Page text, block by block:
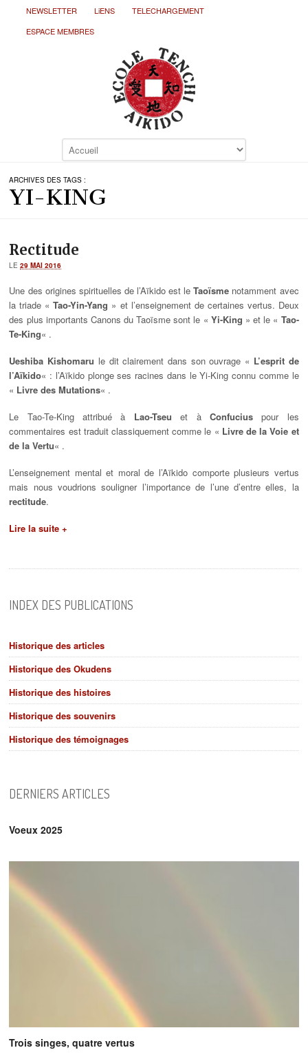
NEWSLETTER LiENS
TELECHARGEMENT
ESPACE MEMBRES
ARCHIVES DES TAGS :
YI-KING
Rectitude
LE29 MAI 2016
Une des origines spirituelles de l’Aïkido est leTaoïsme notamment avec
la triade «Tao-Yin-Yang » et l’enseignement de certaines vertus. Deux
des plus importants Canons du Taoïsme sont le « Yi-King » et le « Tao-
Te-King« .
Ueshiba Kishomaru le dit clairement dans son ouvrage « L’esprit de
l’Aïkido« : l’Aïkido plonge ses racines dans le Yi-King connu comme le
« Livre des Mutations« .
Le Tao-Te-King attribué à Lao-Tseu et à Confuciuspour les
commentaires est traduit classiquement comme le « Livre de la Voie et
de la Vertu« .
L’enseignement mental et moral de l’Aïkido comporte plusieurs vertus
mais nous voudrions souligner l’importance de l’une d’entre elles, la
rectitude.
Lire la suite +
INDEX DES PUBLICATIONS
Historique des articles
Historique des Okudens
Historique des histoires
Historique des souvenirs
Historique des témoignages
DERNIERS ARTICLES
Voeux 2025
Trois singes, quatre vertus